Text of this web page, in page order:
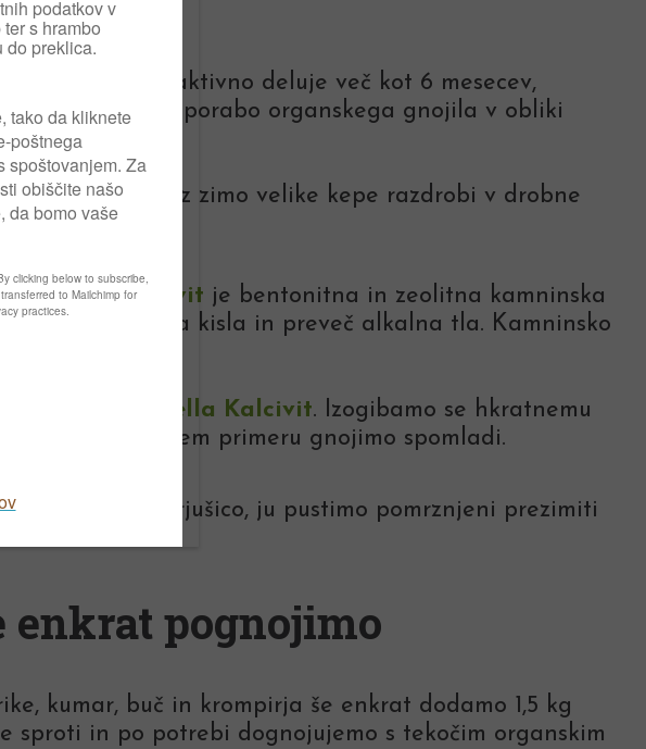
To gnojilo aktivno deluje več kot 6 mesecev,
čas dvigne. Z uporabo organskega gnojila v obliki
da zmrzal čez zimo velike kepe razdrobi v drobne
.Plantella Biovit je bentonitna in zeolitna kamninska
nevtralizira kisla in preveč alkalna tla. Kamninsko
tal
Plantella Kalcivit. Izogibamo se hkratnemu
gnojili pa v tem primeru gnojimo spomladi.
ali belo gorjušico, ju pustimo pomrznjeni prezimiti
enkrat pognojimo
kumar, buč in krompirja še enkrat dodamo 1,5 kg
sproti in po potrebi dognojujemo s tekočim organskim